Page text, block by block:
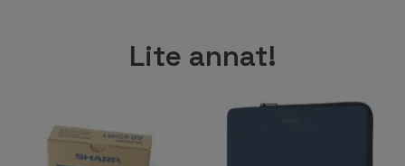
Lite annat!